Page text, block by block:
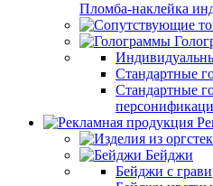
Пломба-наклейка
Стандартные
Стандартные
Бейджи
Бейджи с